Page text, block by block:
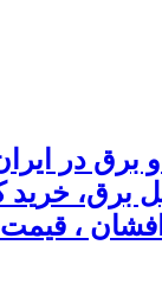
در
برق،
افشان ،